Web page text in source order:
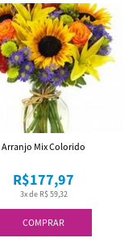
COMPRAR
3x de R$ 59,32
R$177,97
Arranjo Mix Colorido